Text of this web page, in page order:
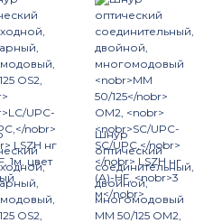
OS2,
Шнур
оптический
соединительный,
двойной,
многомодовый
MM 50/125OM2,